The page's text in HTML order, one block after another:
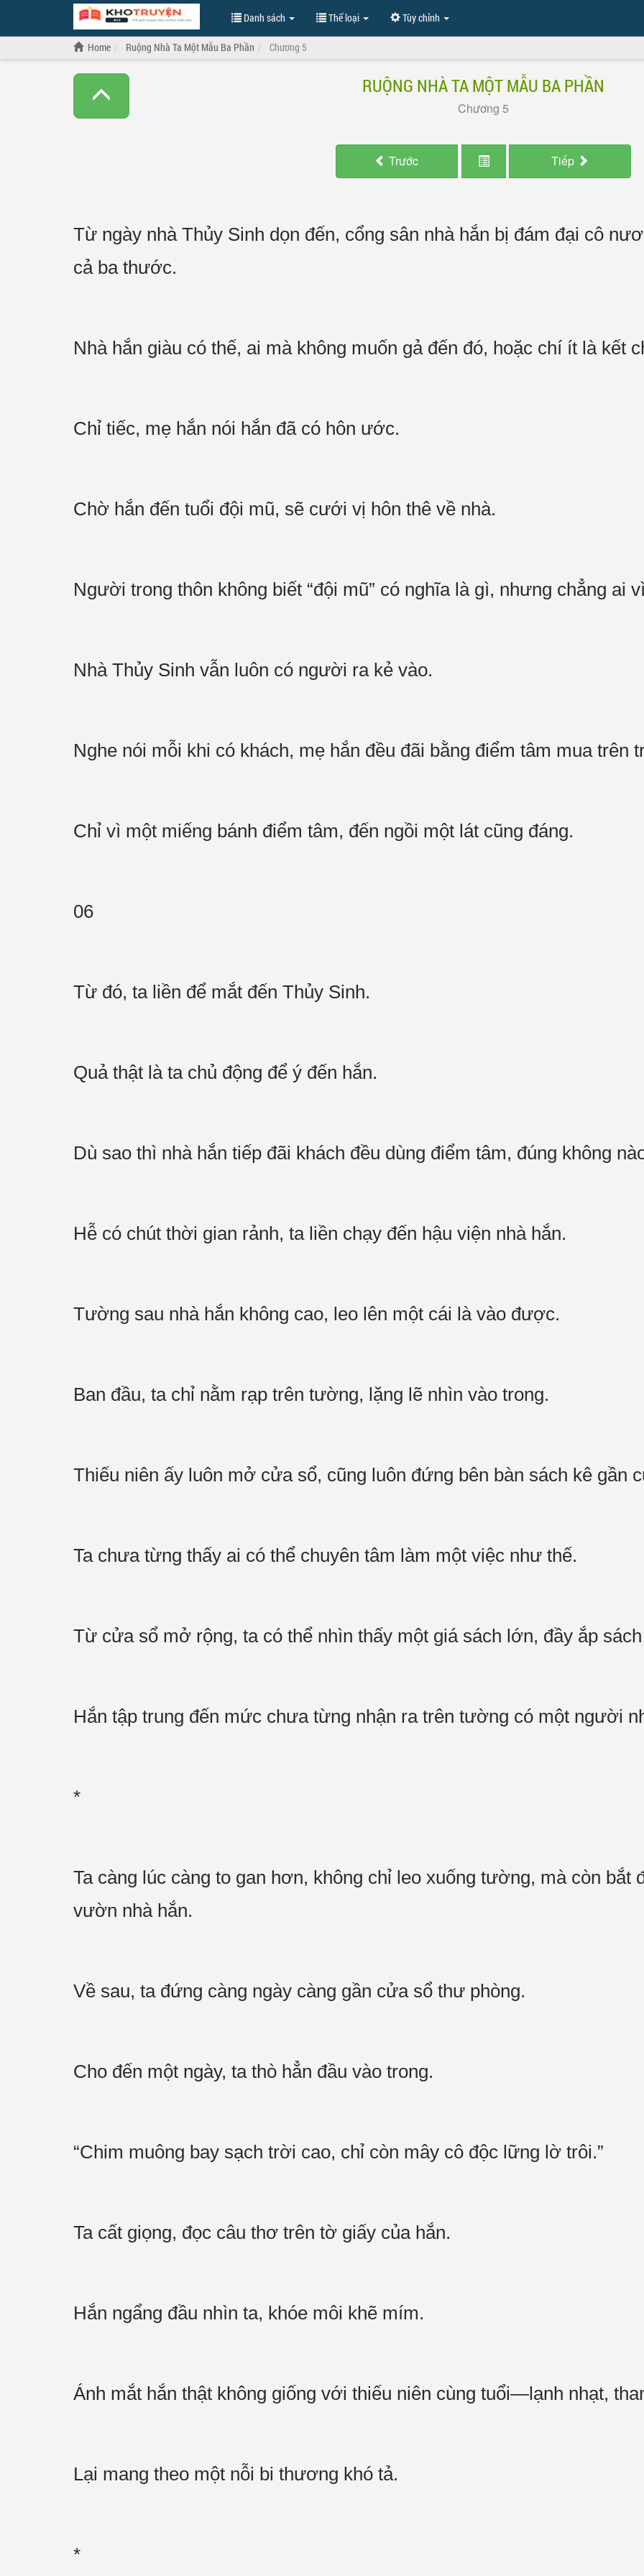
Danh sách Thể loại Tùy chỉnh
Home Ruộng Nhà Ta Một Mẫu Ba Phần Chương 5
RUỘNG NHÀ TA MỘT MẪU BA PHẦN
Chương 5
Trước Tiếp
Từ ngày nhà Thủy Sinh dọn đến, cổng sân nhà hắn bị đám đại cô
cả ba thước.
Nhà hắn giàu có thế, ai mà không muốn gả đến đó, hoặc chí ít là kết
Chỉ tiếc, mẹ hắn nói hắn đã có hôn ước.
Chờ hắn đến tuổi đội mũ, sẽ cưới vị hôn thê về nhà.
Người trong thôn không biết “đội mũ” có nghĩa là gì, nhưng chẳng ai
Nhà Thủy Sinh vẫn luôn có người ra kẻ vào.
Nghe nói mỗi khi có khách, mẹ hắn đều đãi bằng điểm tâm mua trên
Chỉ vì một miếng bánh điểm tâm, đến ngồi một lát cũng đáng.
06
Từ đó, ta liền để mắt đến Thủy Sinh.
Quả thật là ta chủ động để ý đến hắn.
Dù sao thì nhà hắn tiếp đãi khách đều dùng điểm tâm, đúng không
Hễ có chút thời gian rảnh, ta liền chạy đến hậu viện nhà hắn.
Tường sau nhà hắn không cao, leo lên một cái là vào được.
Ban đầu, ta chỉ nằm rạp trên tường, lặng lẽ nhìn vào trong.
Thiếu niên ấy luôn mở cửa sổ, cũng luôn đứng bên bàn sách kê
Ta chưa từng thấy ai có thể chuyên tâm làm một việc như thế.
Từ cửa sổ mở rộng, ta có thể nhìn thấy một giá sách lớn, đầy ắp
Hắn tập trung đến mức chưa từng nhận ra trên tường có một người
*
Ta càng lúc càng to gan hơn, không chỉ leo xuống tường, mà còn bắt
vườn nhà hắn.
Về sau, ta đứng càng ngày càng gần cửa sổ thư phòng.
Cho đến một ngày, ta thò hẳn đầu vào trong.
“Chim muông bay sạch trời cao, chỉ còn mây cô độc lững lờ trôi.”
Ta cất giọng, đọc câu thơ trên tờ giấy của hắn.
Hắn ngẩng đầu nhìn ta, khóe môi khẽ mím.
Ánh mắt hắn thật không giống với thiếu niên cùng tuổi—lạnh nhạt,
Lại mang theo một nỗi bi thương khó tả.
*